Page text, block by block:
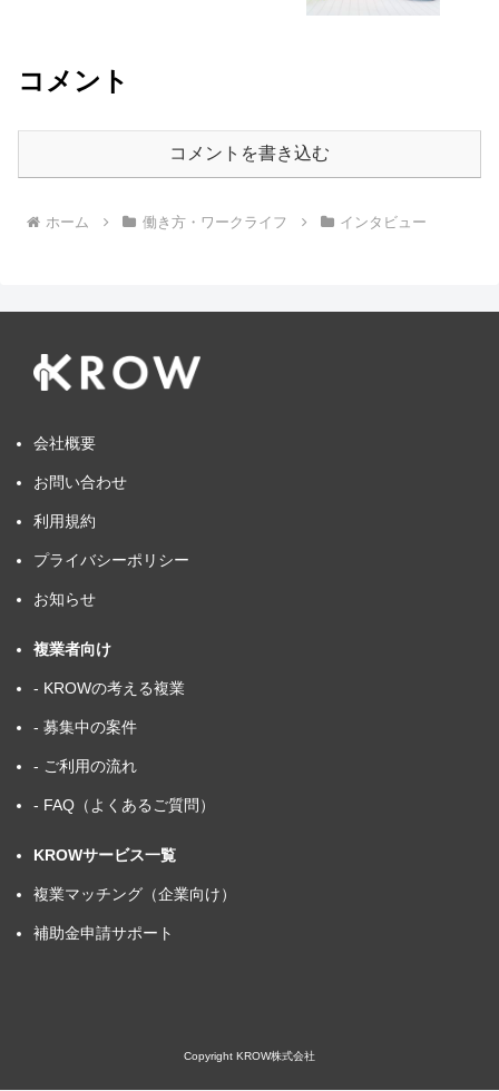
コメント
コメントを書き込む
ホーム 働き方・ワークライフ インタビュー
会社概要
お問い合わせ
利用規約
プライバシーポリシー
お知らせ
複業者向け
- KROWの考える複業
- 募集中の案件
- ご利用の流れ
- FAQ（よくあるご質問）
KROWサービス一覧
複業マッチング（企業向け）
補助金申請サポート
Copyright KROW株式会社